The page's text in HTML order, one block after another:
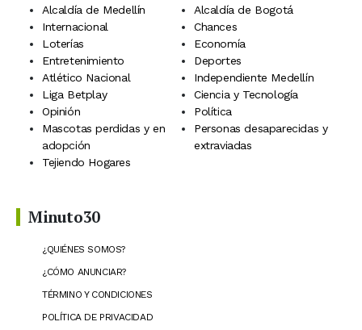
Alcaldía de Medellín
Alcaldía de Bogotá
Internacional
Chances
Loterías
Economía
Entretenimiento
Deportes
Atlético Nacional
Independiente Medellín
Liga Betplay
Ciencia y Tecnología
Opinión
Política
Mascotas perdidas y en
adopción
Personas desaparecidas y
extraviadas
Tejiendo Hogares
Minuto30
¿QUIÉNES SOMOS?
¿CÓMO ANUNCIAR?
TÉRMINO Y CONDICIONES
POLÍTICA DE PRIVACIDAD